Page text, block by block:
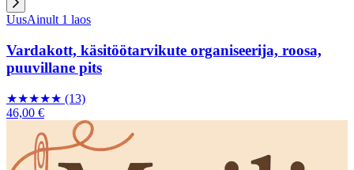
UusAinult 1 laos
Vardakott, käsitöötarvikute organiseerija, roosa,
puuvillane pits
★★★★★ (13)
46,00 €